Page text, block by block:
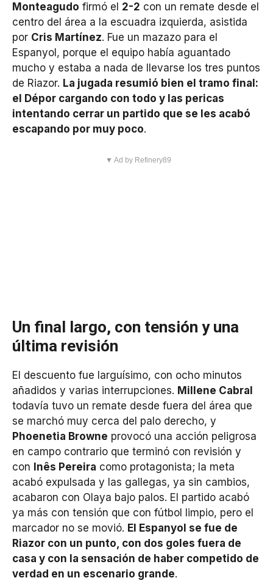
Monteagudo firmó el 2-2 con un remate desde el
centro del área a la escuadra izquierda, asistida
por Cris Martínez. Fue un mazazo para el
Espanyol, porque el equipo había aguantado
mucho y estaba a nada de llevarse los tres puntos
de Riazor. La jugada resumió bien el tramo final:
el Dépor cargando con todo y las pericas
intentando cerrar un partido que se les acabó
escapando por muy poco.
▼ Ad by Refinery89
Un final largo, con tensión y una
última revisión
El descuento fue larguísimo, con ocho minutos
añadidos y varias interrupciones. Millene Cabral
todavía tuvo un remate desde fuera del área que
se marchó muy cerca del palo derecho, y
Phoenetia Browne provocó una acción peligrosa
en campo contrario que terminó con revisión y
con Inês Pereira como protagonista; la meta
acabó expulsada y las gallegas, ya sin cambios,
acabaron con Olaya bajo palos. El partido acabó
ya más con tensión que con fútbol limpio, pero el
marcador no se movió. El Espanyol se fue de
Riazor con un punto, con dos goles fuera de
casa y con la sensación de haber competido de
verdad en un escenario grande.